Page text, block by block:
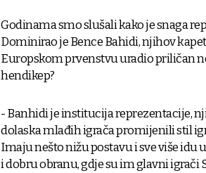
Godinama smo slušali kako je snaga
Dominirao je Bence Bahidi, njihov
Europskom prvenstvu uradio priličan
hendikep?
- Banhidi je institucija reprezentacije,
dolaska mlađih igrača promijenili stil
Imaju nešto nižu postavu i sve više
i dobru obranu, gdje su im glavni igrači